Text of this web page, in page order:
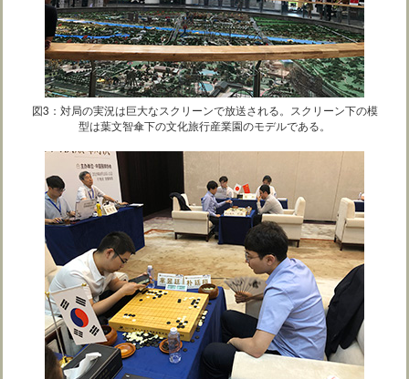
図3：対局の実況は巨大なスクリーンで放送される。スクリーン下の模
型は葉文智傘下の文化旅行産業園のモデルである。